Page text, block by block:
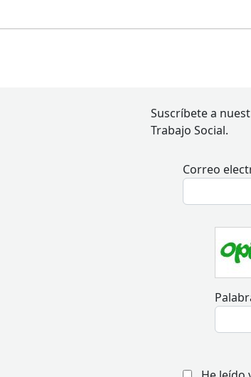
Suscríbete a
Trabajo Social.
Correo